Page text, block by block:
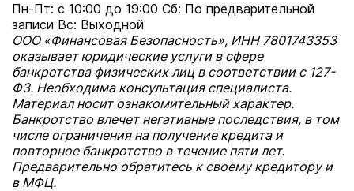
Пн-Пт: с 10:00 до 19:00 Сб: По предварительной
записи Вс: Выходной
ООО «Финансовая Безопасность», ИНН 7801743353
оказывает юридические услуги в сфере
банкротства физических лиц в соответствии с 127-
ФЗ. Необходима консультация специалиста.
Материал носит ознакомительный характер.
Банкротство влечет негативные последствия, в том
числе ограничения на получение кредита и
повторное банкротство в течение пяти лет.
Предварительно обратитесь к своему кредитору и
в МФЦ.